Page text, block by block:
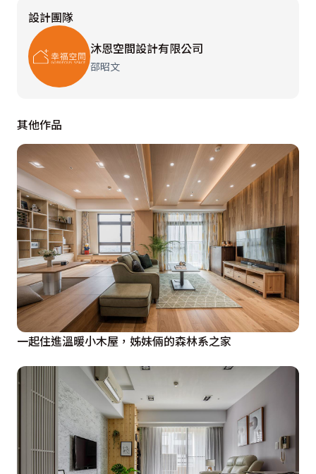
為聚攏家人的活動，保留廚房但取消餐廳的設置，將多出
來的空間改造為展示屋主收藏的藝術走廊，為生活注入藝
術氣息，也讓整體空間格外開闊與敞亮。主臥房採隱藏拉
門延伸床頭的繃布設計，並以幾何切割注入獨特的當代設
時保有俐落的質感。
設計團隊
沐恩空間設計有限公司
邵昭文
其他作品
一起住進溫暖小木屋，姊妹倆的森林系之家